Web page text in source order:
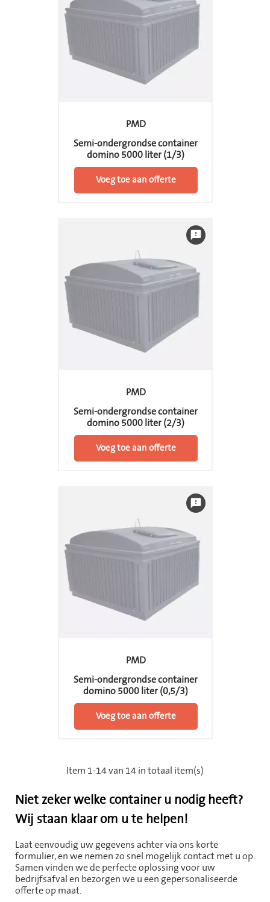
PMD
Semi-ondergrondse container
domino 5000 liter (1/3)
Voeg toe aan offerte
feedback
PMD
Semi-ondergrondse container
domino 5000 liter (2/3)
Voeg toe aan offerte
feedback
PMD
Semi-ondergrondse container
domino 5000 liter (0,5/3)
Voeg toe aan offerte
Item 1-14 van 14 in totaal item(s)
Niet zeker welke container u nodig heeft?
Wij staan klaar om u te helpen!
Laat eenvoudig uw gegevens achter via ons korte
formulier, en we nemen zo snel mogelijk contact met u op.
Samen vinden we de perfecte oplossing voor uw
bedrijfsafval en bezorgen we u een gepersonaliseerde
offerte op maat.